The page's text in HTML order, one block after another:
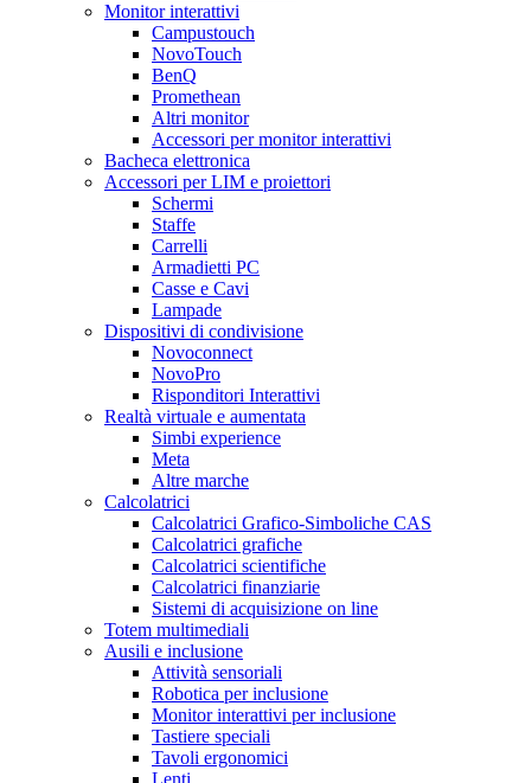
Monitor interattivi
Campustouch
NovoTouch
BenQ
Promethean
Altri monitor
Accessori per monitor interattivi
Bacheca elettronica
Accessori per LIM e proiettori
Schermi
Staffe
Carrelli
Armadietti PC
Casse e Cavi
Lampade
Dispositivi di condivisione
Novoconnect
NovoPro
Risponditori Interattivi
Realtà virtuale e aumentata
Simbi experience
Meta
Altre marche
Calcolatrici
Calcolatrici Grafico-Simboliche CAS
Calcolatrici grafiche
Calcolatrici scientifiche
Calcolatrici finanziarie
Sistemi di acquisizione on line
Totem multimediali
Ausili e inclusione
Attività sensoriali
Robotica per inclusione
Monitor interattivi per inclusione
Tastiere speciali
Tavoli ergonomici
Lenti